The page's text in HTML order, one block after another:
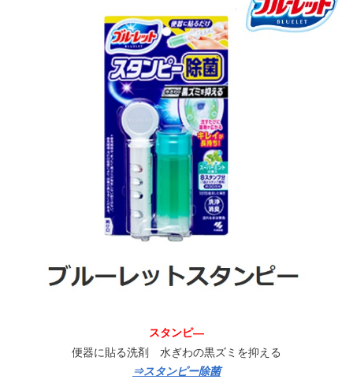
スタンピ―
便器に貼る洗剤 水ぎわの黒ズミを抑える
⇒スタンピー除菌